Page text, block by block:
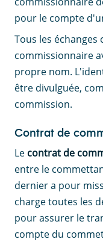
pour le compte
Tous les
commissionnaire
propre nom.
être divulguée,
commission.
Contrat de
Le contrat de
entre le
dernier a pour
charge toutes les
pour assurer le
compte du